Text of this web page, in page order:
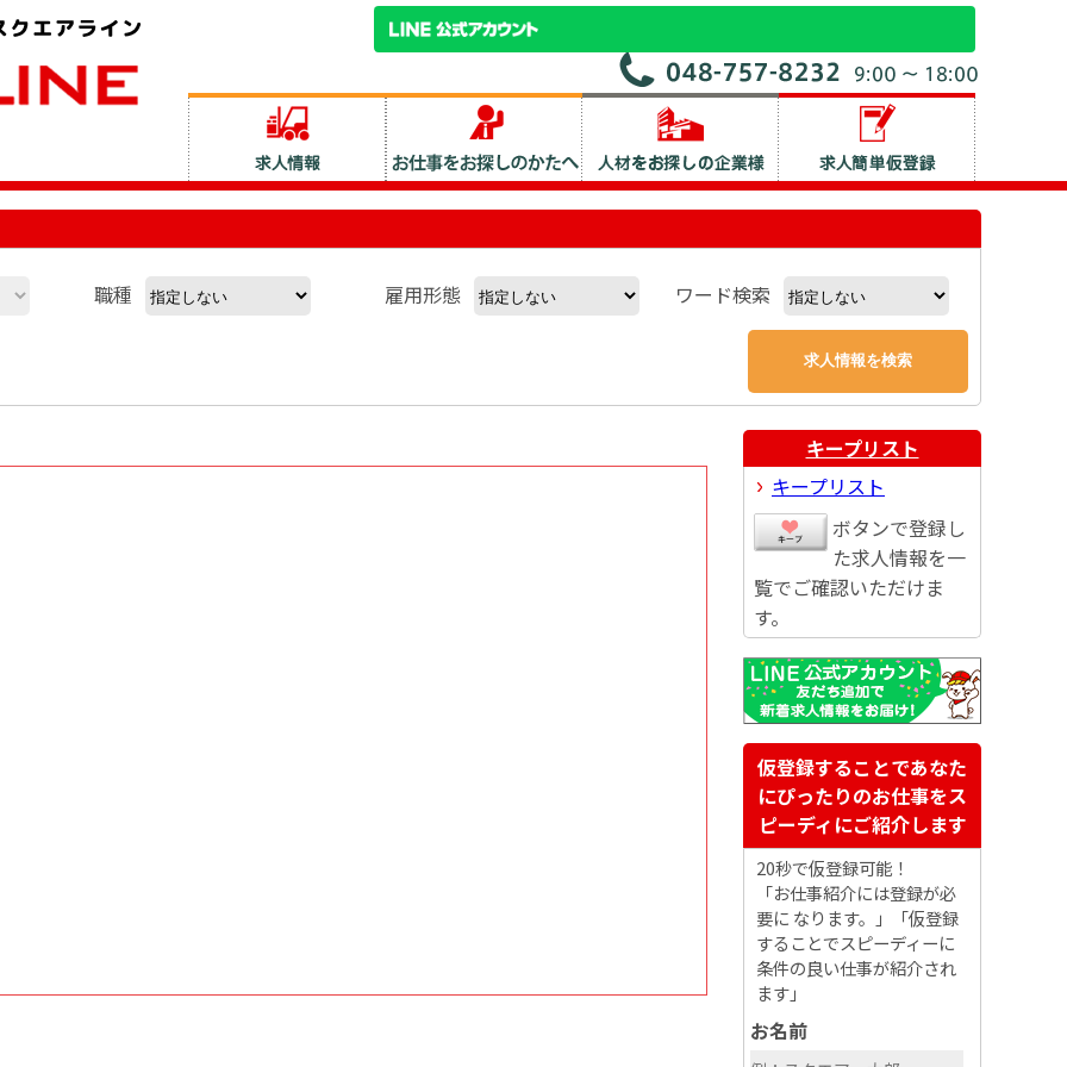
職種 雇用形態 ワード検索
キープリスト
キープリスト
ボタンで登録し
た求人情報を一
覧でご確認いただけま
す。
仮登録することであなた
にぴったりのお仕事をス
ピーディにご紹介します
20秒で仮登録可能！
「お仕事紹介には登録が必
要に なります。」「仮登録
することでスピーディーに
条件の良い仕事が紹介され
ます」
お名前